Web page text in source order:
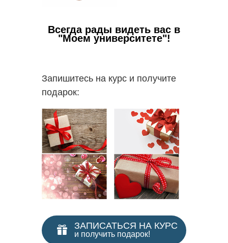
Всегда рады видеть вас в
"Моем университете"!
Запишитесь на курс и получите
подарок:
ЗАПИСАТЬСЯ НА КУРС
и получить подарок!